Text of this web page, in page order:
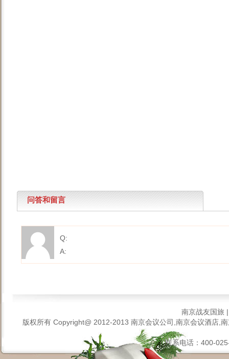
问答和留言
Q:
A:
南京战友国旅
版权所有 Copyright@ 2012-2013 南京会议公司,南京会议酒店,
联系电话：400-